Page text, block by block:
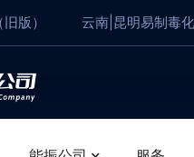
版） 云南|昆明易制毒